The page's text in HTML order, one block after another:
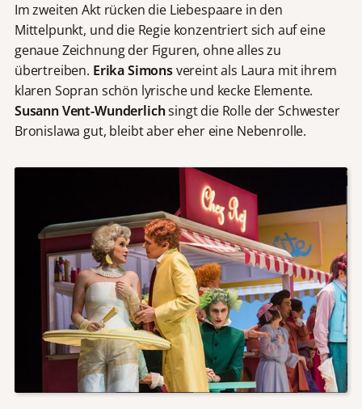
Im zweiten Akt rücken die Liebespaare in den
Mittelpunkt, und die Regie konzentriert sich auf eine
genaue Zeichnung der Figuren, ohne alles zu
übertreiben. Erika Simonsvereint als Laura mit ihrem
klaren Sopran schön lyrische und kecke Elemente.
Susann Vent-Wunderlichsingt die Rolle der Schwester
Bronislawa gut, bleibt aber eher eine Nebenrolle.